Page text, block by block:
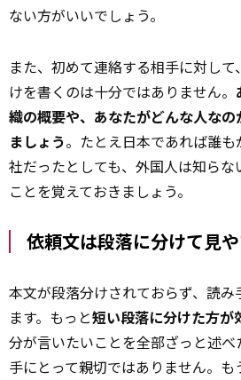
ない方がいいでしょう。
また、初めて連絡する相手に対し
けを書くのは十分ではありません。
織の概要や、あなたがどんな人な
ましょう。たとえ日本であれば誰
社だったとしても、外国人は知らな
ことを覚えておきましょう。
依頼文は段落に分けて見や
本文が段落分けされておらず、読
ます。もっと短い段落に分けた方が
分が言いたいことを全部ざっと述
手にとって親切ではありません。